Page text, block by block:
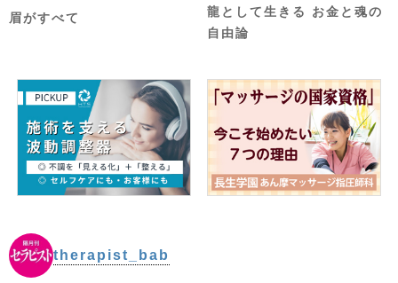
眉がすべて
龍として生きる お金と魂の
自由論
therapist_bab